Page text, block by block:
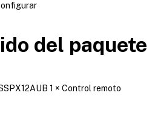
del paquete
1 × Control remoto